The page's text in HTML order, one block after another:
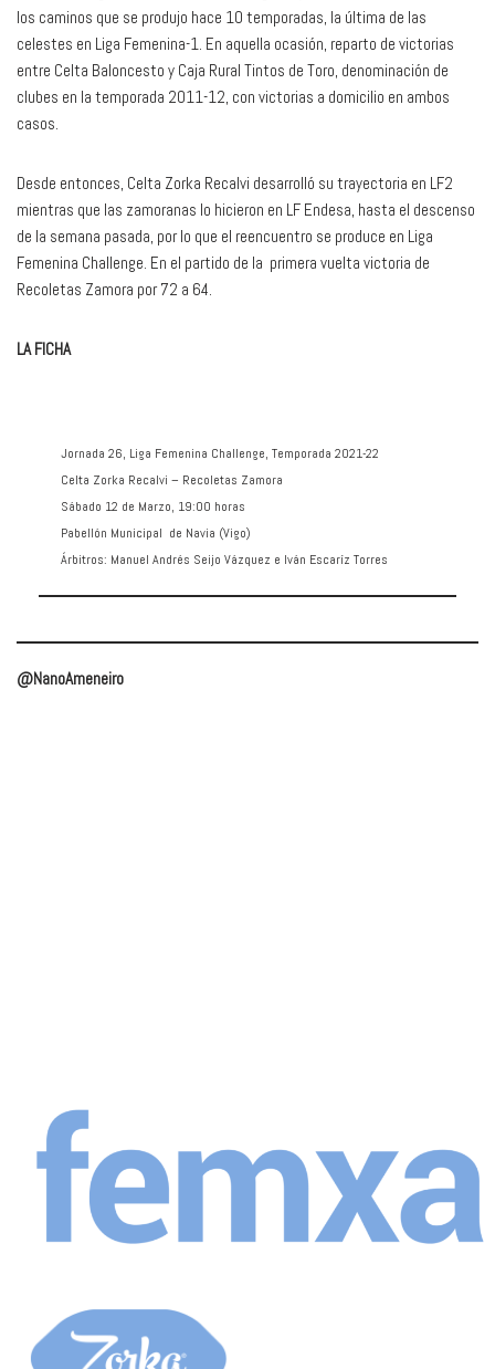
los caminos que se produjo hace 10 temporadas, la última de las
celestes en Liga Femenina-1. En aquella ocasión, reparto de victorias
entre Celta Baloncesto y Caja Rural Tintos de Toro, denominación de
clubes en la temporada 2011-12, con victorias a domicilio en ambos
casos.
Desde entonces, Celta Zorka Recalvi desarrolló su trayectoria en LF2
mientras que las zamoranas lo hicieron en LF Endesa, hasta el descenso
de la semana pasada, por lo que el reencuentro se produce en Liga
Femenina Challenge. En el partido de la primera vuelta victoria de
Recoletas Zamora por 72 a 64.
LA FICHA
Jornada 26, Liga Femenina Challenge, Temporada 2021-22
Celta Zorka Recalvi – Recoletas Zamora
Sábado 12 de Marzo, 19:00 horas
Pabellón Municipal de Navia (Vigo)
Árbitros: Manuel Andrés Seijo Vázquez e Iván Escaríz Torres
@NanoAmeneiro